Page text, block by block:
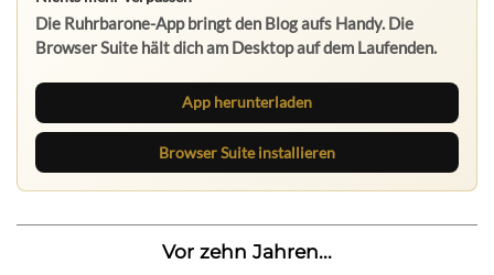
Die Ruhrbarone-App bringt den Blog aufs Handy. Die
Browser Suite hält dich am Desktop auf dem Laufenden.
App herunterladen
Browser Suite installieren
Vor zehn Jahren...